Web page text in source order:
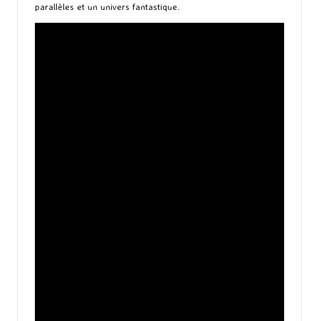
parallèles et un univers fantastique.